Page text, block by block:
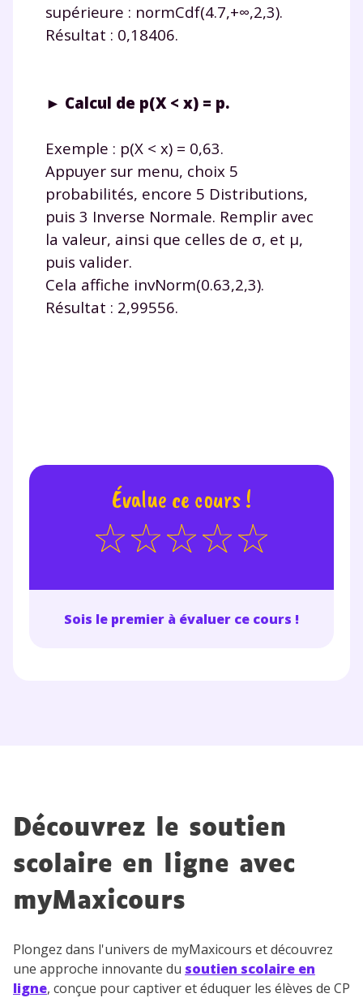
supérieure : normCdf(4.7,+∞,2,3).
Résultat : 0,18406.
► Calcul de p(X < x) = p.
Exemple : p(X < x) = 0,63.
Appuyer sur menu, choix 5
probabilités, encore 5 Distributions,
puis 3 Inverse Normale. Remplir avec
la valeur, ainsi que celles de σ, et μ,
puis valider.
Cela affiche invNorm(0.63,2,3).
Résultat : 2,99556.
Évalue ce cours !
Sois le premier à évaluer ce cours !
Découvrez le soutien
scolaire en ligne avec
myMaxicours
Plongez dans l'univers de myMaxicours et découvrez
une approche innovante du soutien scolaire en
ligne, conçue pour captiver et éduquer les élèves de CP